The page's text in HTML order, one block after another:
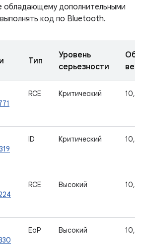
обладающему дополнительными
код по Bluetooth.
Тип
Уровень
серьезности
RCE Критический 10,
ID Критический 10,
RCE Высокий 10,
EoP Высокий 10,